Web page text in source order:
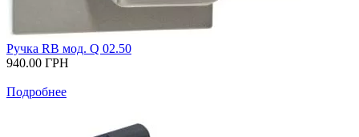
Ручка RB мод. Q 02.50
940.00 ГРН
Подробнее